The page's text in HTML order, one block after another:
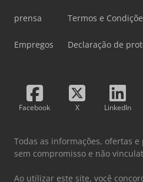
prensa
Empregos
Termos e
Declaração de
Facebook X LinkedIn
Todas as informações, ofertas
sem compromisso e não
Ao utilizar este site, você